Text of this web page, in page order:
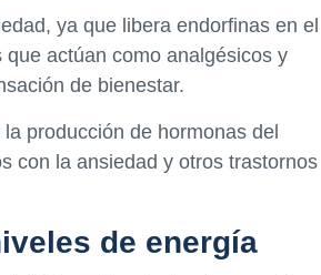
ya que libera endorfinas en el
actúan como analgésicos y
de bienestar.
producción de hormonas del
con la ansiedad y otros trastornos
de energía